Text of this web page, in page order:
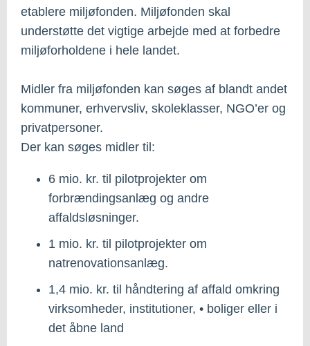
etablere miljøfonden. Miljøfonden skal
understøtte det vigtige arbejde med at forbedre
miljøforholdene i hele landet.
Midler fra miljøfonden kan søges af blandt andet
kommuner, erhvervsliv, skoleklasser, NGO’er og
privatpersoner.
Der kan søges midler til:
6 mio. kr. til pilotprojekter om
forbrændingsanlæg og andre
affaldsløsninger.
1 mio. kr. til pilotprojekter om
natrenovationsanlæg.
1,4 mio. kr. til håndtering af affald omkring
virksomheder, institutioner, • boliger eller i
det åbne land